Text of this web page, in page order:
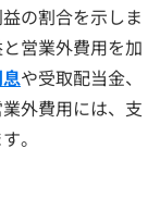
の割合を示しま
営業外費用を加
や受取配当金、
外費用には、支
。